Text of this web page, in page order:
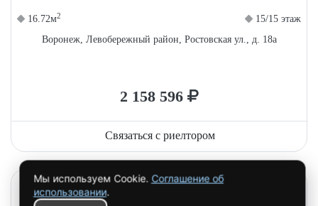
16.72м2
15/15 этаж
Воронеж, Левобережный район, Ростовская ул., д. 18а
2 158 596
Связаться с риелтором
Мы используем Cookie. Соглашение об
использовании.